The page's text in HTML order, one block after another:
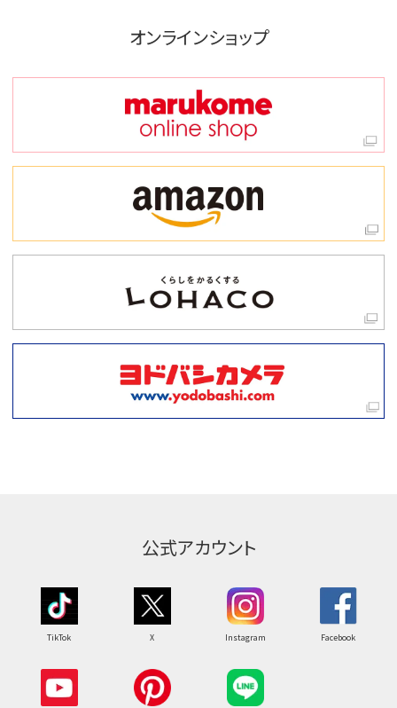
オンラインショップ
公式アカウント
TikTok X Instagram Facebook